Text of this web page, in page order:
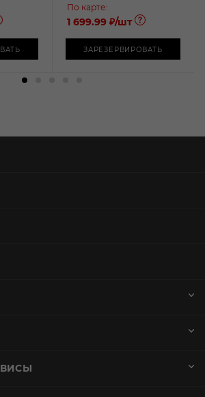
По карте:
1 699.99 ₽/шт
ЗАРЕЗЕРВИРОВАТЬ